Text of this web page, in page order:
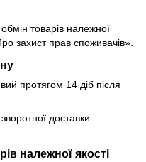
товарів належної
захист прав споживачів».
протягом 14 діб після
доставки
належної якості